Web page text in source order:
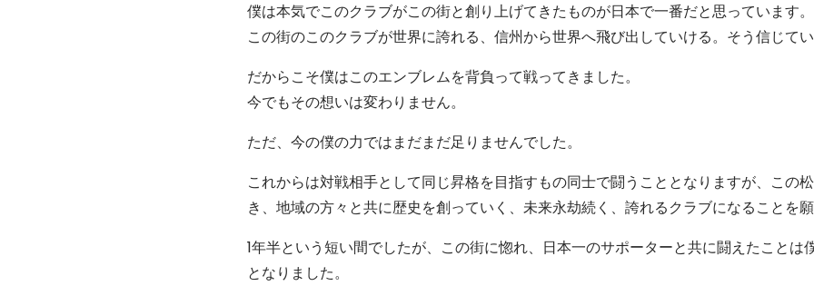
僕は本気でこのクラブがこの街と創り上げてきたものが日本で一番だと思っています。
この街のこのクラブが世界に誇れる、信州から世界へ飛び出していける。そう信じてい
だからこそ僕はこのエンブレムを背負って戦ってきました。
今でもその想いは変わりません。
ただ、今の僕の力ではまだまだ足りませんでした。
これからは対戦相手として同じ昇格を目指すもの同士で闘うこととなりますが、この
き、地域の方々と共に歴史を創っていく、未来永劫続く、誇れるクラブになることを願
1年半という短い間でしたが、この街に惚れ、日本一のサポーターと共に闘えたことは
となりました。